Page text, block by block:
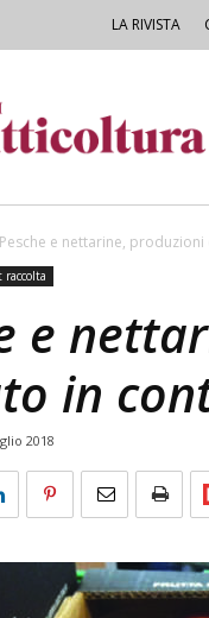
LA RIVISTA
Pesche e nettarine,
raccolta
e
in
2018